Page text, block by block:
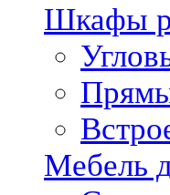
Шкафы
Мебель